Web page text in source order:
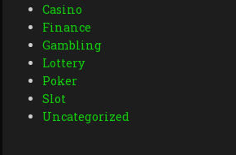
Casino
Finance
Gambling
Lottery
Poker
Slot
Uncategorized